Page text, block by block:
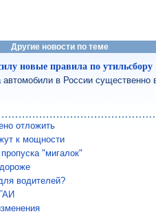
Другие новости по теме
новые правила по утильсбору
автомобили в России существенно
отложить
к мощности
"мигалок"
водителей?